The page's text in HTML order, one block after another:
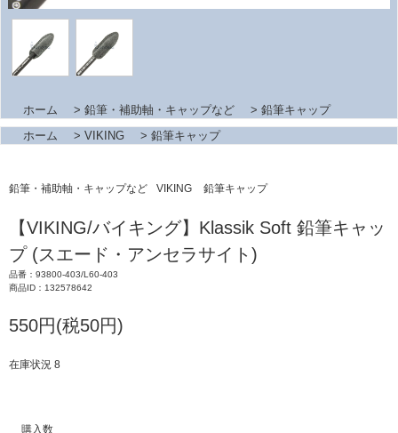
ホーム > 鉛筆・補助軸・キャップなど > 鉛筆キャップ
ホーム
> VIKING > 鉛筆キャップ
鉛筆・補助軸・キャップなど VIKING 鉛筆キャップ
【VIKING/バイキング】Klassik Soft 鉛筆キャッ
プ (スエード・アンセラサイト)
品番：93800-403/L60-403
商品ID：132578642
550円(税50円)
在庫状況 8
購入数